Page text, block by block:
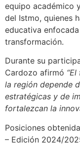
equipo académico
del Istmo, quienes
educativa
transformación.
Durante su
Cardozo afirmó
la región depende
estratégicas y de
fortalezcan la
Posiciones
– Edición 2024/